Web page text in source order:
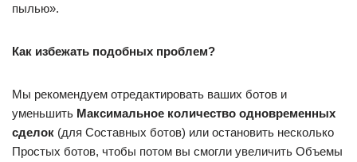
пылью».
Как избежать подобных проблем?
Мы рекомендуем отредактировать ваших ботов и
уменьшить Максимальное количество одновременных
сделок (для Составных ботов) или остановить несколько
Простых ботов, чтобы потом вы смогли увеличить Объемы